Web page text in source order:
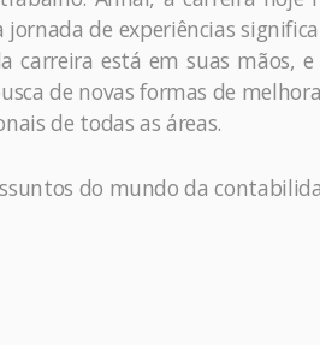
jornada de experiências
carreira está em suas mãos,
de novas formas de
de todas as áreas.
do mundo da